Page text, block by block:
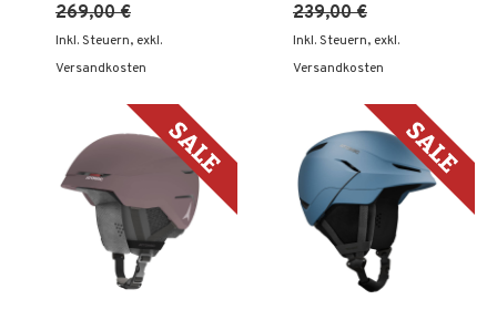
269,00 €
Inkl. Steuern, exkl.
Versandkosten
239,00 €
Inkl. Steuern, exkl.
Versandkosten